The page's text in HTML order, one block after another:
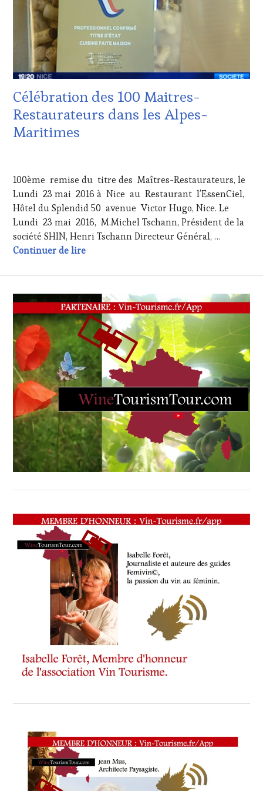
RESTAURATEUR,
CHEF,
CUISINIER,
ŒNOLOGUE,
SOMMELIER
Célébration des 100 Maitres-
Restaurateurs dans les Alpes-
Maritimes
2016
100ème remise du titre des Maîtres-Restaurateurs, le
Lundi 23 mai 2016 à Nice au Restaurant l’EssenCiel,
Hôtel du Splendid 50 avenue Victor Hugo, Nice. Le
Lundi 23 mai 2016, M.Michel Tschann, Président de la
société SHIN, Henri Tschann Directeur Général, …
Continuer de lireCélébration des 100 Maitres-